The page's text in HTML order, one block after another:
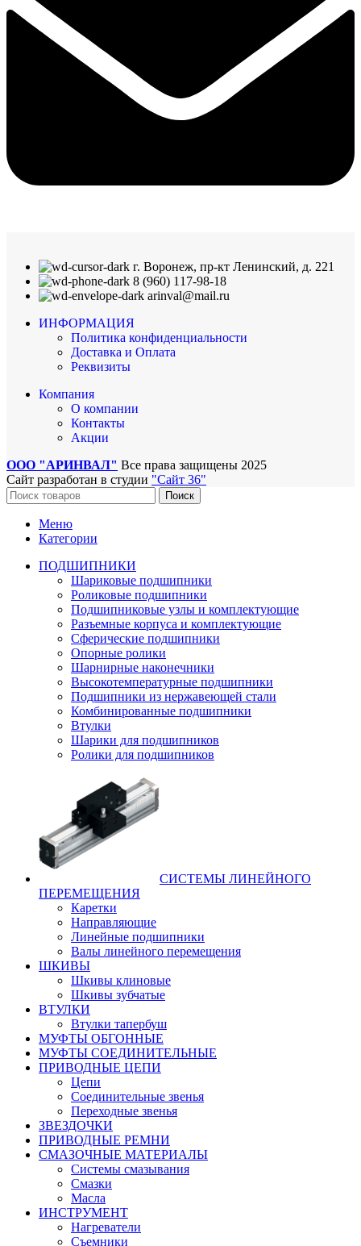
г. Воронеж, пр-кт Ленинский, д. 221
8 (960) 117-98-18
arinval@mail.ru
ИНФОРМАЦИЯ
Политика конфиденциальности
Доставка и Оплата
Реквизиты
Компания
О компании
Контакты
Акции
ООО "АРИНВАЛ" Все права защищены 2025
Сайт разработан в студии "Сайт 36"
Поиск
Меню
Категории
ПОДШИПНИКИ
Шариковые подшипники
Роликовые подшипники
Подшипниковые узлы и комплектующие
Разъемные корпуса и комплектующие
Сферические подшипники
Опорные ролики
Шарнирные наконечники
Высокотемпературные подшипники
Подшипники из нержавеющей стали
Комбинированные подшипники
Втулки
Шарики для подшипников
Ролики для подшипников
СИСТЕМЫ ЛИНЕЙНОГО
ПЕРЕМЕЩЕНИЯ
Каретки
Направляющие
Линейные подшипники
Валы линейного перемещения
ШКИВЫ
Шкивы клиновые
Шкивы зубчатые
ВТУЛКИ
Втулки тапербуш
МУФТЫ ОБГОННЫЕ
МУФТЫ СОЕДИНИТЕЛЬНЫЕ
ПРИВОДНЫЕ ЦЕПИ
Цепи
Соединительные звенья
Переходные звенья
ЗВЕЗДОЧКИ
ПРИВОДНЫЕ РЕМНИ
СМАЗОЧНЫЕ МАТЕРИАЛЫ
Системы смазывания
Смазки
Масла
ИНСТРУМЕНТ
Нагреватели
Съемники